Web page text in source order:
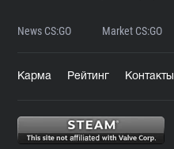
News CS:GO Market CS:GO
Карма Рейтинг Контакты